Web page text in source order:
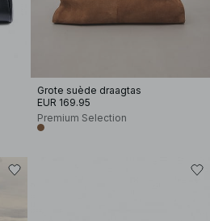
Grote suède draagtas
EUR 169.95
Premium Selection